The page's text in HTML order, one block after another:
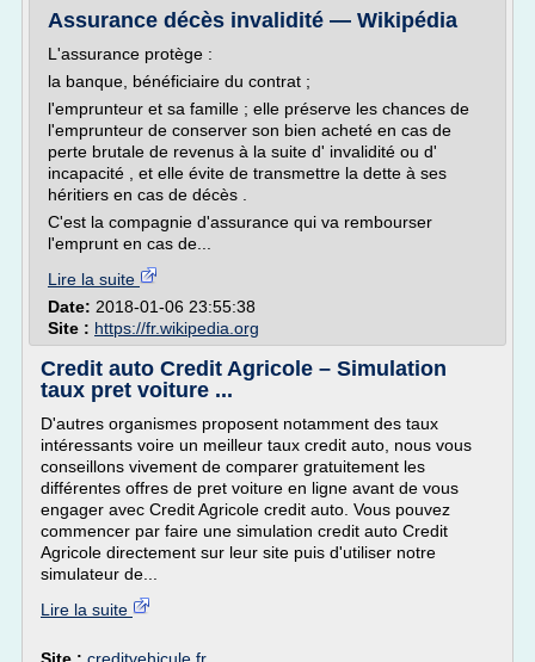
Assurance décès invalidité — Wikipédia
L'assurance protège :
la banque, bénéficiaire du contrat ;
l'emprunteur et sa famille ; elle préserve les chances de
l'emprunteur de conserver son bien acheté en cas de
perte brutale de revenus à la suite d' invalidité ou d'
incapacité , et elle évite de transmettre la dette à ses
héritiers en cas de décès .
C'est la compagnie d'assurance qui va rembourser
l'emprunt en cas de...
Lire la suite
Date: 2018-01-06 23:55:38
Site : https://fr.wikipedia.org
Credit auto Credit Agricole – Simulation
taux pret voiture ...
D'autres organismes proposent notamment des taux
intéressants voire un meilleur taux credit auto, nous vous
conseillons vivement de comparer gratuitement les
différentes offres de pret voiture en ligne avant de vous
engager avec Credit Agricole credit auto. Vous pouvez
commencer par faire une simulation credit auto Credit
Agricole directement sur leur site puis d'utiliser notre
simulateur de...
Lire la suite